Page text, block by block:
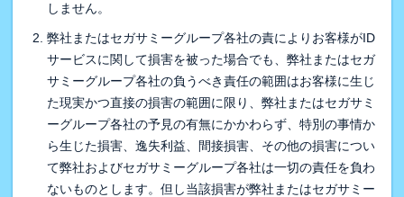
しません。
弊社またはセガサミーグループ各社の責によりお客様がID
サービスに関して損害を被った場合でも、弊社またはセガ
サミーグループ各社の負うべき責任の範囲はお客様に生じ
た現実かつ直接の損害の範囲に限り、弊社またはセガサミ
ーグループ各社の予見の有無にかかわらず、特別の事情か
ら生じた損害、逸失利益、間接損害、その他の損害につい
て弊社およびセガサミーグループ各社は一切の責任を負わ
ないものとします。但し当該損害が弊社またはセガサミー